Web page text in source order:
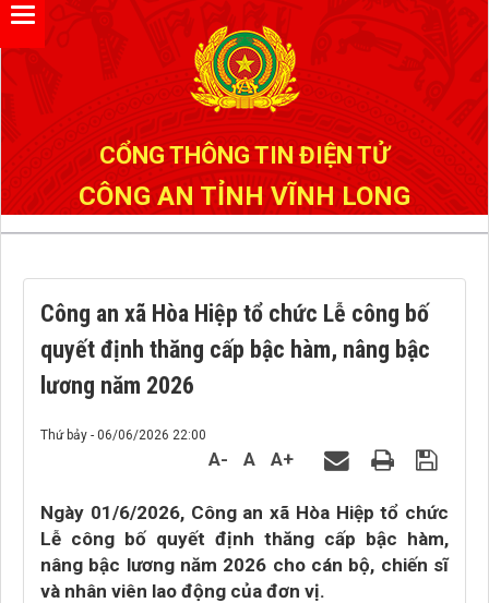
CỔNG THÔNG TIN ĐIỆN TỬ
CÔNG AN TỈNH VĨNH LONG
Công an xã Hòa Hiệp tổ chức Lễ công bố
quyết định thăng cấp bậc hàm, nâng bậc
lương năm 2026
Thứ bảy - 06/06/2026 22:00
A- A A+
Ngày 01/6/2026, Công an xã Hòa Hiệp tổ chức
Lễ công bố quyết định thăng cấp bậc hàm,
nâng bậc lương năm 2026 cho cán bộ, chiến sĩ
và nhân viên lao động của đơn vị.